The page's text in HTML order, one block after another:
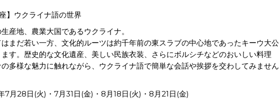
】ウクライナ語の世界
産地、農業大国であるウクライナ。
まだ若い一方、文化的ルーツは約千年前の東スラブの中心地であったキーウ大公
す。歴史的な文化遺産、美しい民族衣装、さらにボルシチなどのおいしい料理
多様な魅力に触れながら、ウクライナ語で簡単な会話や挨拶を交わしてみません
7月28日(火)・7月31日(金)・8月18日(火)・8月21日(金)